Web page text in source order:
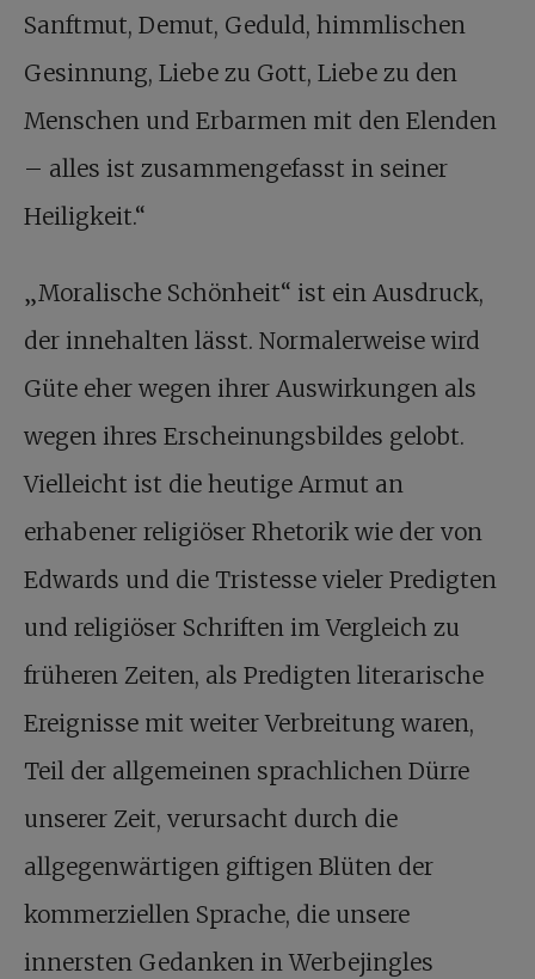
Sanftmut, Demut, Geduld, himmlischen
Gesinnung, Liebe zu Gott, Liebe zu den
Menschen und Erbarmen mit den Elenden
– alles ist zusammengefasst in seiner
Heiligkeit.“
„Moralische Schönheit“ ist ein Ausdruck,
der innehalten lässt. Normalerweise wird
Güte eher wegen ihrer Auswirkungen als
wegen ihres Erscheinungsbildes gelobt.
Vielleicht ist die heutige Armut an
erhabener religiöser Rhetorik wie der von
Edwards und die Tristesse vieler Predigten
und religiöser Schriften im Vergleich zu
früheren Zeiten, als Predigten literarische
Ereignisse mit weiter Verbreitung waren,
Teil der allgemeinen sprachlichen Dürre
unserer Zeit, verursacht durch die
allgegenwärtigen giftigen Blüten der
kommerziellen Sprache, die unsere
innersten Gedanken in Werbejingles